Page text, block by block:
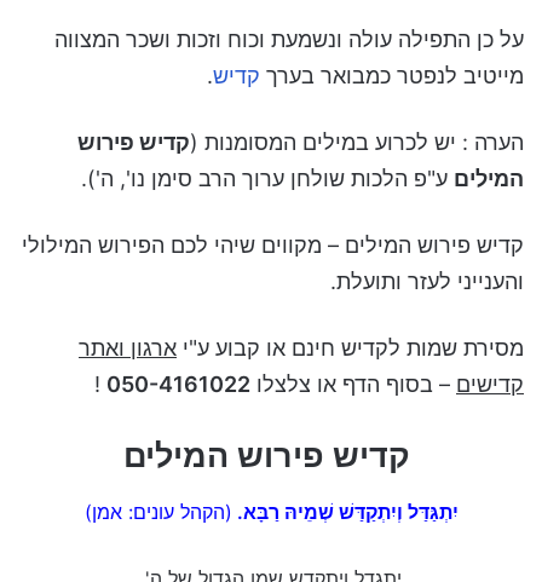
על כן התפילה עולה ונשמעת וכוח וזכות ושכר המצווה
מייטיב לנפטר כמבואר בערך קדיש.
הערה : יש לכרוע במילים המסומנות (קדיש פירוש
המילים ע"פ הלכות שולחן ערוך הרב סימן נו', ה').
קדיש פירוש המילים – מקווים שיהי לכם הפירוש המילולי
והענייני לעזר ותועלת.
מסירת שמות לקדיש חינם או קבוע ע"י ארגון ואתר
קדישים – בסוף הדף או צלצלו 050-4161022
!
קדיש פירוש המילים
יִתְגַּדַּל וְיִתְקַדַּשׁ שְׁמֵיהּ רַבָּא. (הקהל עונים: אמן)